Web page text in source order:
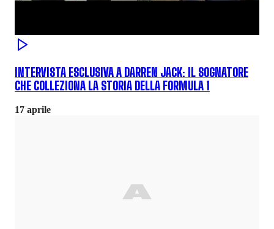
INTERVISTA ESCLUSIVA A DARREN JACK: IL SOGNATORE
CHE COLLEZIONA LA STORIA DELLA FORMULA 1
17 aprile